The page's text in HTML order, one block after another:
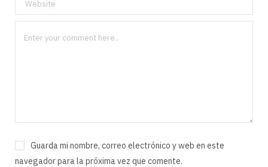
Guarda mi nombre, correo electrónico y web en este
navegador para la próxima vez que comente.